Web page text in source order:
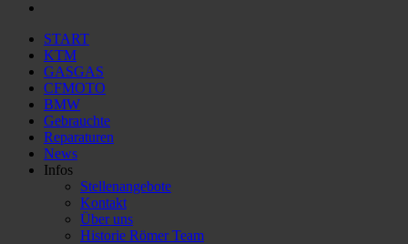
START
KTM
GASGAS
CFMOTO
BMW
Gebrauchte
Reparaturen
News
Infos
Stellenangebote
Kontakt
Über uns
Historie Römer Team